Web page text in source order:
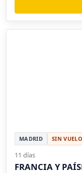
MADRID SIN VUELO
11 días
FRANCIA Y